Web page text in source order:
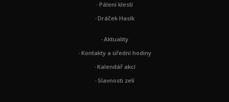
Pálení klestí
Dráček Hasík
Aktuality
Kontakty a úřední hodiny
Kalendář akcí
Slavnosti zelí